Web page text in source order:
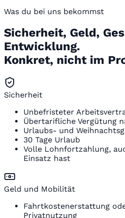
Was du bei uns bekommst
Sicherheit, Geld,
Entwicklung.
Konkret, nicht im
Sicherheit
Unbefristeter
Übertarifliche Vergütung
Urlaubs- und
30 Tage Urlaub
Volle Lohnfortzahlung,
Einsatz hast
Geld und Mobilität
Fahrtkostenerstattung
Privatnutzung